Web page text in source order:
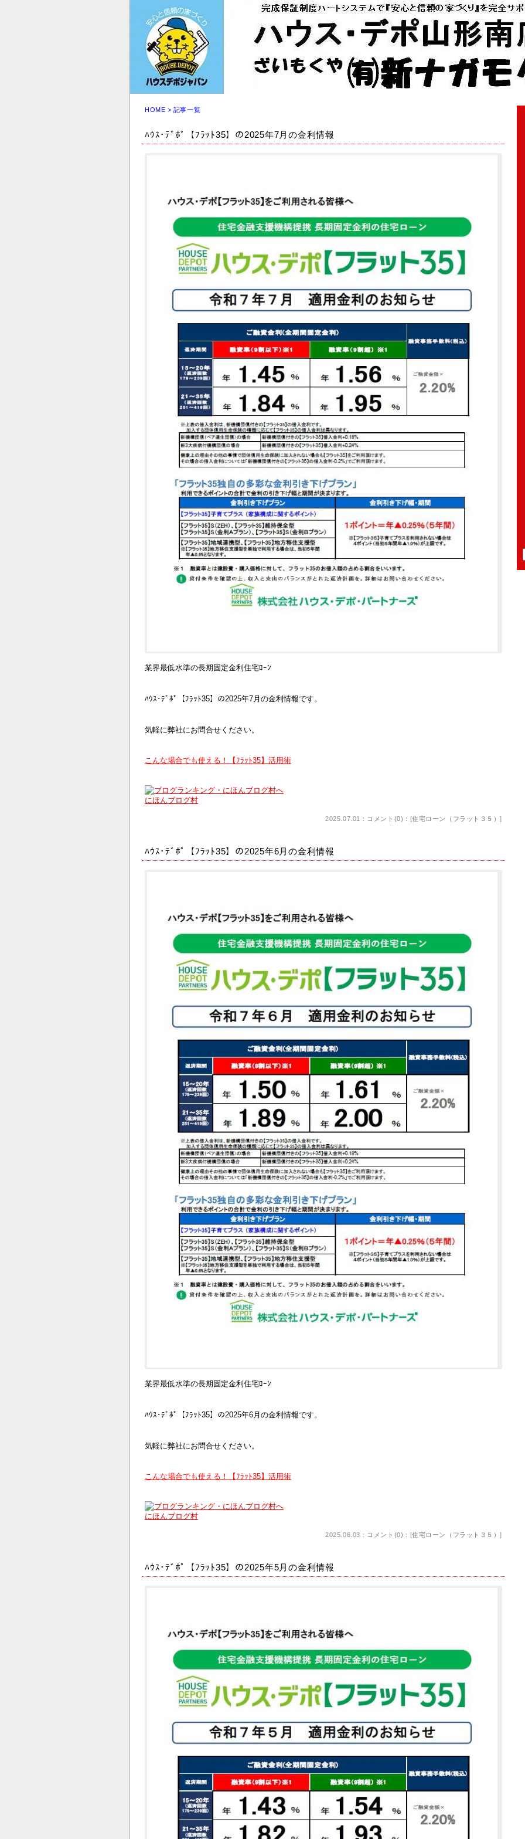
HOME > 記事一覧
ﾊｳｽ･ﾃﾞﾎﾟ【ﾌﾗｯﾄ35】の2025年7月の金利情報
業界最低水準の長期固定金利住宅ﾛｰﾝ
ﾊｳｽ･ﾃﾞﾎﾟ【ﾌﾗｯﾄ35】の2025年7月の金利情報です。
気軽に弊社にお問合せください。
こんな場合でも使える！【ﾌﾗｯﾄ35】活用術
にほんブログ村
2025.07.01： コメント(0) ：[住宅ローン（フラット３５）]
ﾊｳｽ･ﾃﾞﾎﾟ【ﾌﾗｯﾄ35】の2025年6月の金利情報
業界最低水準の長期固定金利住宅ﾛｰﾝ
ﾊｳｽ･ﾃﾞﾎﾟ【ﾌﾗｯﾄ35】の2025年6月の金利情報です。
気軽に弊社にお問合せください。
こんな場合でも使える！【ﾌﾗｯﾄ35】活用術
にほんブログ村
2025.06.03： コメント(0) ：[住宅ローン（フラット３５）]
ﾊｳｽ･ﾃﾞﾎﾟ【ﾌﾗｯﾄ35】の2025年5月の金利情報